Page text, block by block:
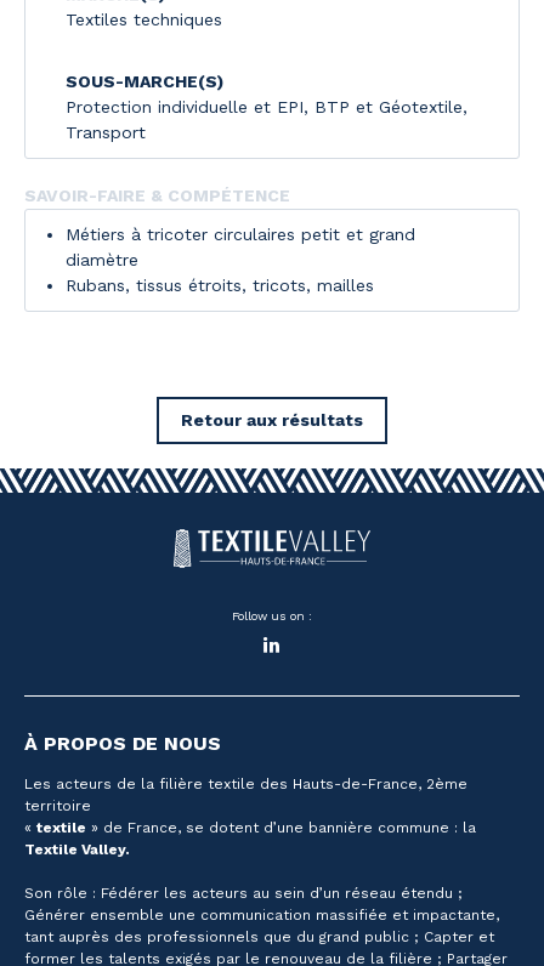
Textiles techniques
SOUS-MARCHE(S)
Protection individuelle et EPI, BTP et Géotextile,
Transport
SAVOIR-FAIRE & COMPÉTENCE
Métiers à tricoter circulaires petit et grand
diamètre
Rubans, tissus étroits, tricots, mailles
Retour aux résultats
Follow us on :
À PROPOS DE NOUS
Les acteurs de la filière textile des Hauts-de-France, 2ème
territoire
« textile » de France, se dotent d’une bannière commune : la
Textile Valley.
Son rôle : Fédérer les acteurs au sein d’un réseau étendu ;
Générer ensemble une communication massifiée et impactante,
tant auprès des professionnels que du grand public ; Capter et
former les talents exigés par le renouveau de la filière ; Partager